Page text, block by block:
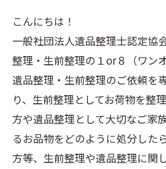
こんにちは！
一般社団法人遺品整理士認定協
整理・生前整理の１or８（ワン
遺品整理・生前整理のご依頼を
り、生前整理としてお荷物を整
方や遺品整理として大切なご家
るお品物をどのように処分した
方等、生前整理や遺品整理に関